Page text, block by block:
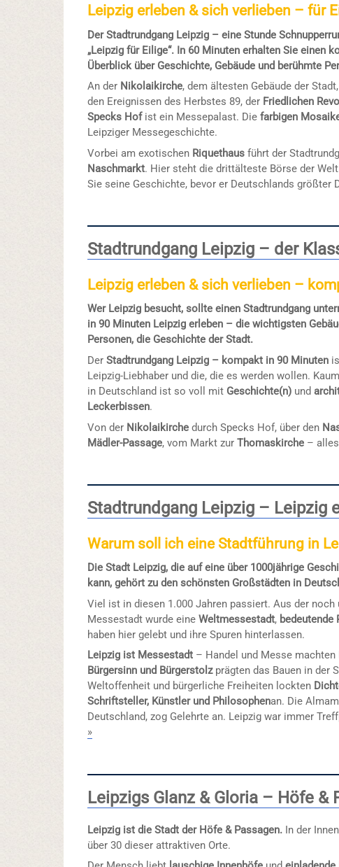
Leipzig erleben & sich verlieben – für
Der Stadtrundgang Leipzig – eine Stunde
„Leipzig für Eilige“. In 60 Minuten erhalten Sie einen
Überblick über Geschichte, Gebäude und berühmte
An der Nikolaikirche, dem ältesten Gebäude der
den Ereignissen des Herbstes 89, der Friedlichen
Specks Hofist ein Messepalast. Diefarbigen
Leipziger Messegeschichte.
Vorbei am exotischen Riquethaus führt der
Naschmarkt. Hier steht die drittälteste Börse der
Sie seine Geschichte, bevor er Deutschlands größter
Stadtrundgang Leipzig – der
Leipzig erleben & sich verlieben –
Wer Leipzig besucht, sollte einen Stadtrundgang
in 90 Minuten Leipzig erleben – die wichtigsten
Personen, die Geschichte der Stadt.
DerStadtrundgang Leipzig – kompakt in 90 Minuten
Leipzig-Liebhaber und die, die es werden wollen.
in Deutschland ist so voll mit Geschichte(n) und
Leckerbissen.
Von der Nikolaikirche durch Specks Hof, über den
Mädler-Passage, vom Markt zurThomaskirche –
Stadtrundgang Leipzig – Leipzig
Warum soll ich eine Stadtführung in
Die Stadt Leipzig, die auf eine über 1000jährige
kann, gehört zu den schönsten Großstädten in
Viel ist in diesen 1.000 Jahren passiert. Aus der noch
Messestadt wurde eineWeltmessestadt,
haben hier gelebt und ihre Spuren hinterlassen.
Leipzig ist Messestadt – Handel und Messe
Bürgersinn und Bürgerstolzprägten das Bauen in der
Weltoffenheit und bürgerliche Freiheiten lockten
Schriftsteller, Künstler und Philosophenan. Die
Deutschland, zog Gelehrte an. Leipzig war immer
»
Leipzigs Glanz & Gloria – Höfe &
Leipzig ist die Stadt der Höfe & Passagen. In der
über 30 dieser attraktiven Orte.